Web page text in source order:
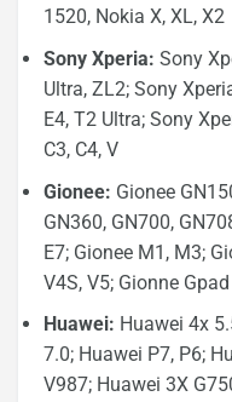
1520, Nokia X, XL, X2
Sony Xperia: Sony
Ultra, ZL2; Sony
E4, T2 Ultra; Sony
C3, C4, V
Gionee: Gionee
GN360, GN700,
E7; Gionee M1, M3;
V4S, V5; Gionne
Huawei: Huawei 4x
7.0; Huawei P7, P6;
V987; Huawei 3X